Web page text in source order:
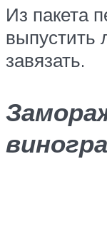
Из пакета
выпустить
завязать.